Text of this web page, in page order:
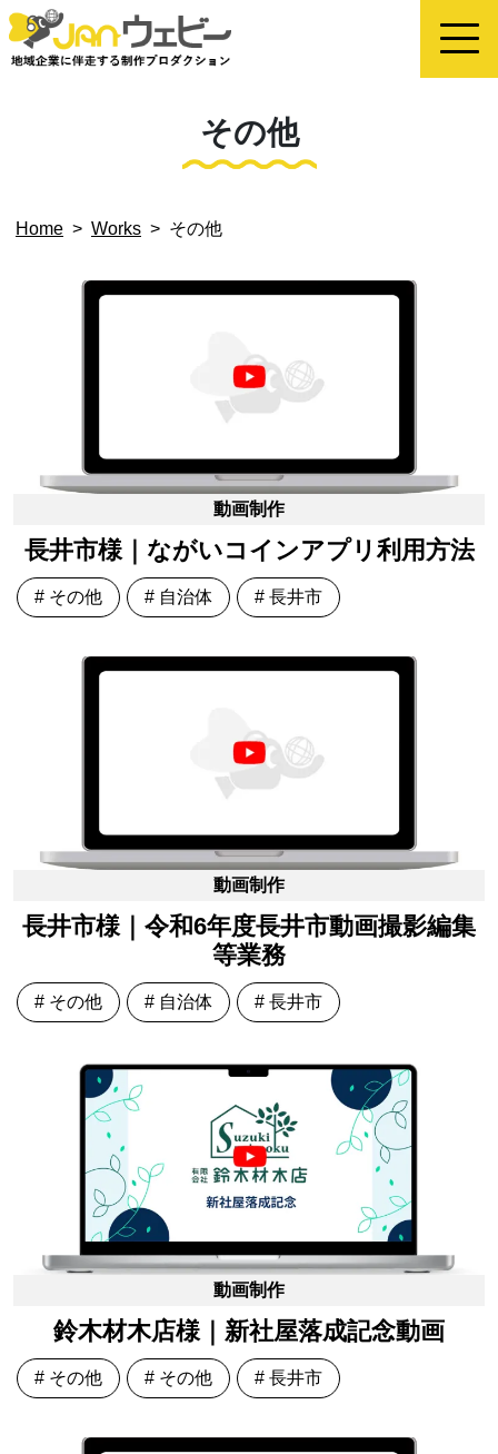
その他
Home > Works > その他
動画制作
長井市様｜ながいコインアプリ利用方法
# その他 # 自治体 # 長井市
動画制作
長井市様｜令和6年度長井市動画撮影編集
等業務
# その他 # 自治体 # 長井市
動画制作
鈴木材木店様｜新社屋落成記念動画
# その他 # その他 # 長井市